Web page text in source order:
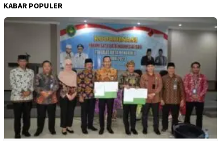
KABAR POPULER